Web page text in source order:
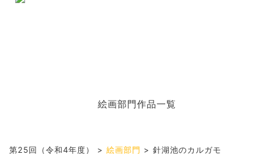
絵画部門作品一覧
第25回（令和4年度） > 絵画部門 > 針湖池のカルガモ